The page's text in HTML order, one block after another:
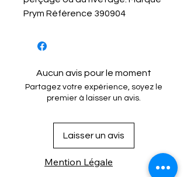
Prym Référence 390904
Aucun avis pour le moment
Partagez votre expérience, soyez le
premier à laisser un avis.
Laisser un avis
Mention Légale